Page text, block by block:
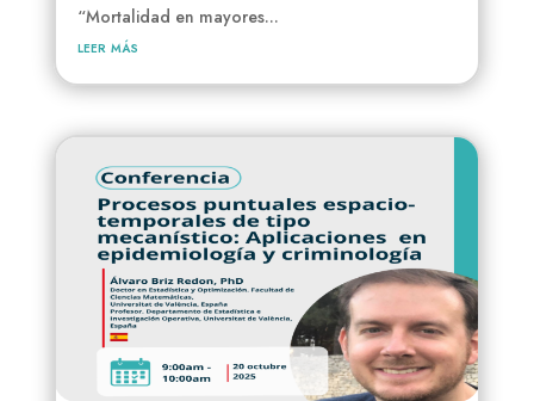
“Mortalidad en mayores...
leer más